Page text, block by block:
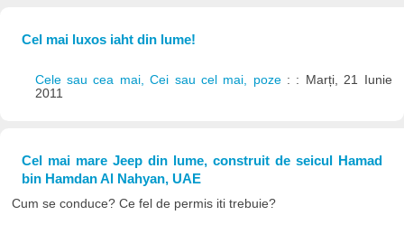
Cel mai luxos iaht din lume!
Cele sau cea mai, Cei sau cel mai, poze : : Marți, 21 Iunie
2011
Cel mai mare Jeep din lume, construit de seicul Hamad
bin Hamdan Al Nahyan, UAE
Cum se conduce? Ce fel de permis iti trebuie?